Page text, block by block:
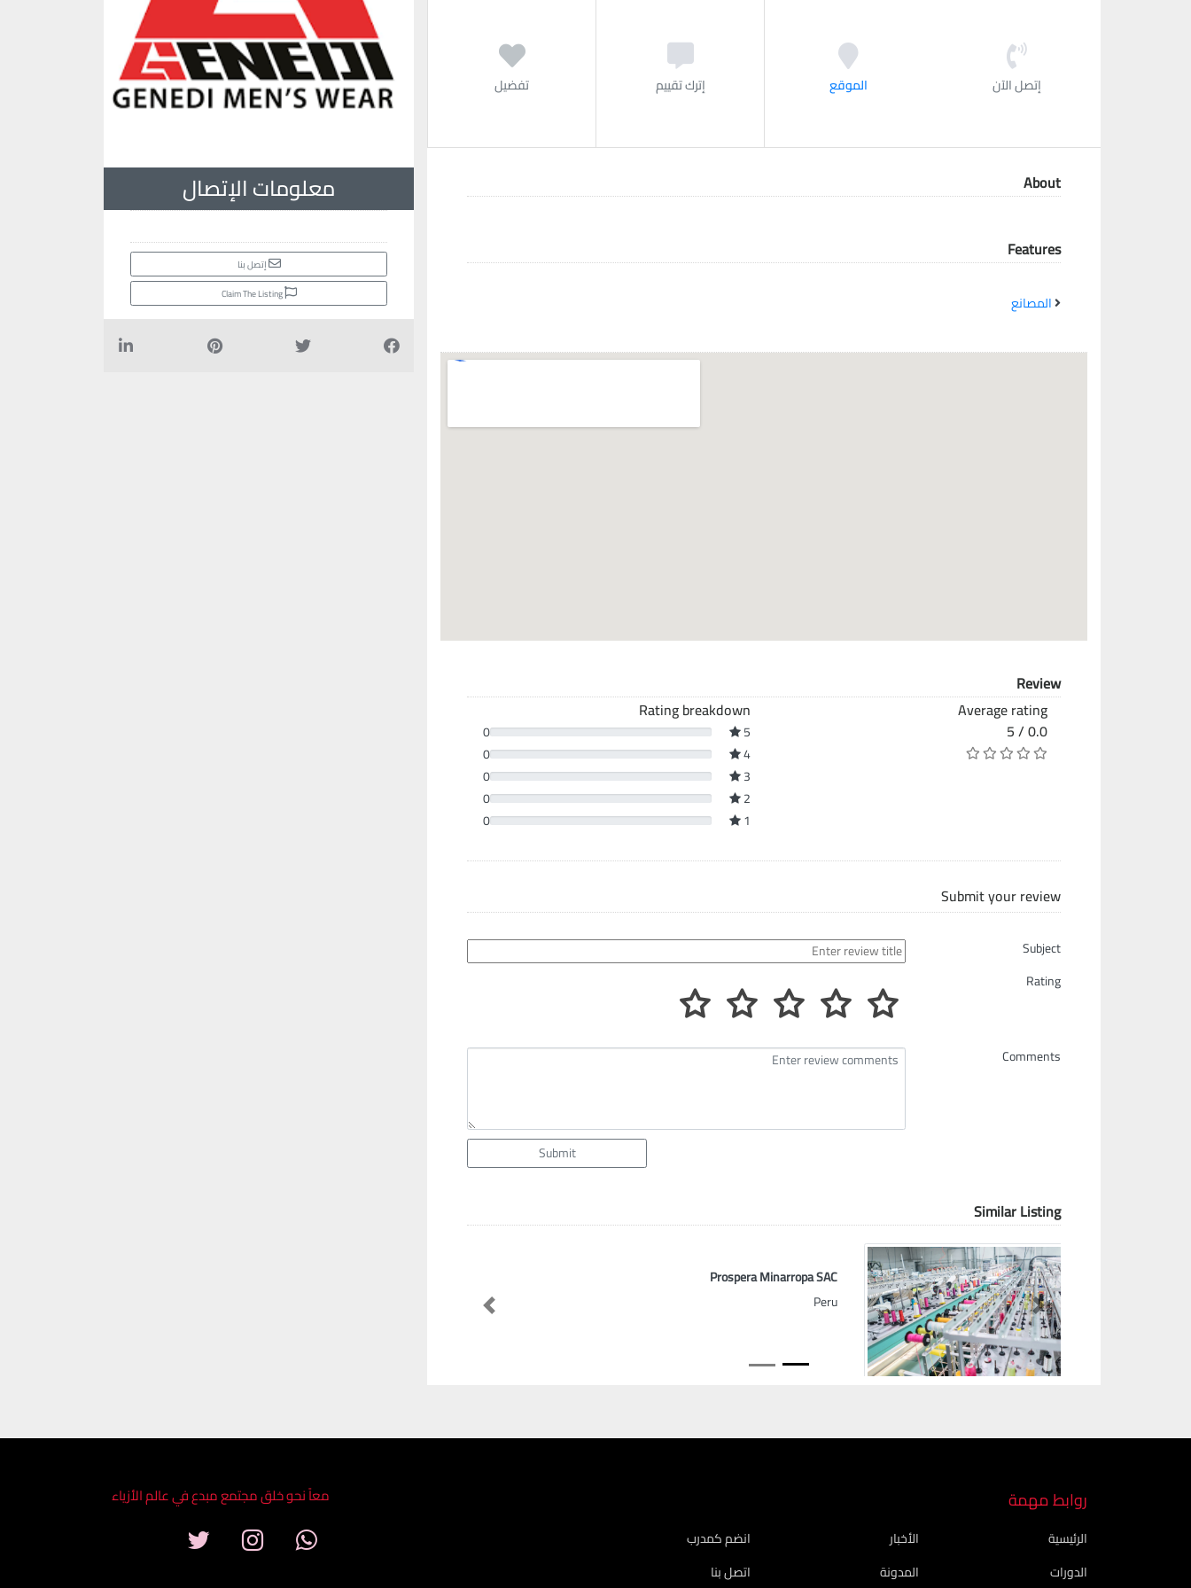
معاً نحو خلق مجتمع مبدع في عالم الأزياء
إتصل الآن الموقع إترك تقييم تفضيل
About
Features
المصانع
Review
Average rating
0.0 / 5
Rating breakdown
5
0
4
0
3
0
2
0
1
0
Submit your review
Subject
Rating
Comments
Submit
Similar Listing
Prospera Minarropa SAC
Peru
Previous Next
معلومات الإتصال
إتصل بنا
Claim The Listing
روابط مهمة
الرئيسية
الدورات
الأخبار
المدونة
انضم كمدرب
اتصل بنا
معاً نحو خلق مجتمع مبدع في عالم الأزياء